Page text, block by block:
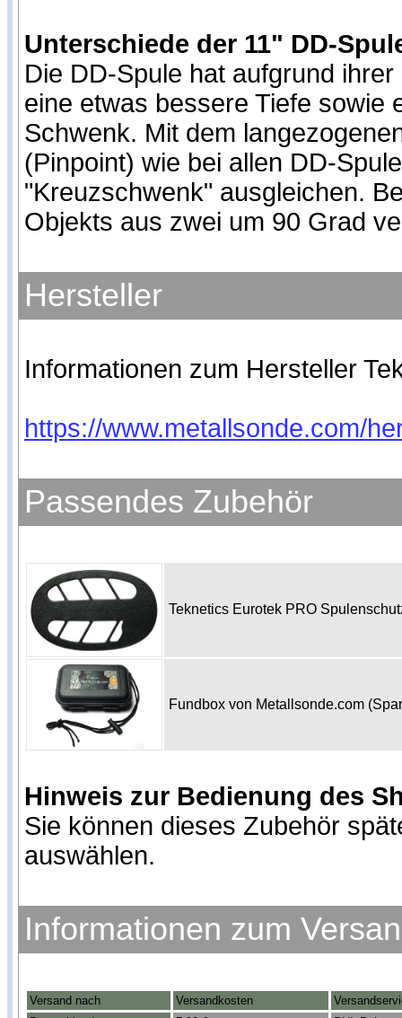
Unterschiede der 11" DD-
Die DD-Spule hat aufgrund
eine etwas bessere Tiefe sowie
Schwenk. Mit dem
(Pinpoint) wie bei allen DD-
"Kreuzschwenk" ausgleichen.
Objekts aus zwei um 90 Grad
Hersteller
Informationen zum Hersteller
https://www.metallsonde.com/
Passendes Zubehör
Teknetics Eurotek PRO
Fundbox von Metallsonde.com
Hinweis zur Bedienung des
Sie können dieses Zubehör
auswählen.
Informationen zum
Versand nach Versandkosten